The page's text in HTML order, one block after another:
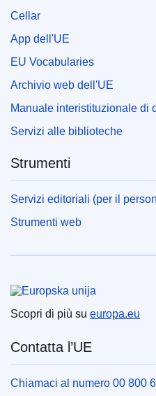
Cellar
App dell'UE
EU Vocabularies
Archivio web dell'UE
Manuale interistituzionale di
Servizi alle biblioteche
Strumenti
Servizi editoriali (per il
Strumenti web
Unione europea
Scopri di più su europa.eu
Contatta l’UE
Chiamaci al numero 00 800